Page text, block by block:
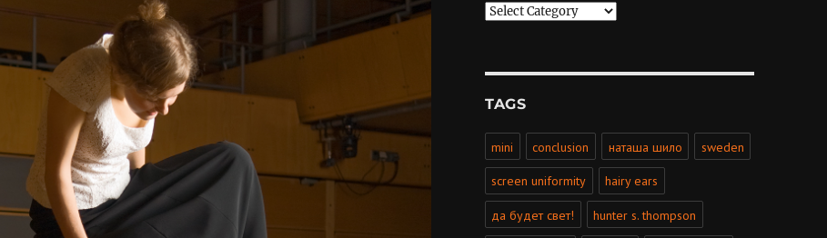
Categories
TAGS
mini conclusion наташа шило sweden
screen uniformity hairy ears
да будет свет! hunter s. thompson